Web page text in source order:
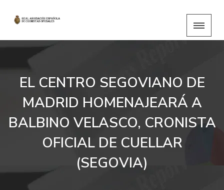
EL CENTRO SEGOVIANO DE
MADRID HOMENAJEARÁ A
BALBINO VELASCO, CRONISTA
OFICIAL DE CUELLAR
(SEGOVIA)